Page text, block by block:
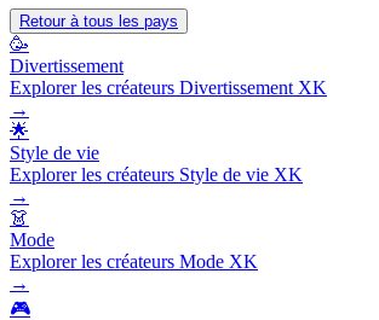
Retour à tous les pays
🥳
Divertissement
Explorer les créateurs Divertissement XK
→
🌟
Style de vie
Explorer les créateurs Style de vie XK
→
👗
Mode
Explorer les créateurs Mode XK
→
🎮